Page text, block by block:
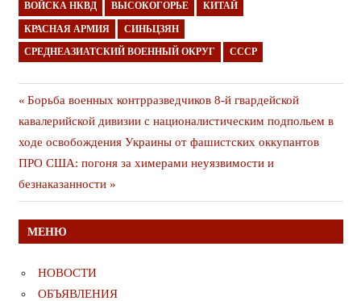
ВОЙСКА НКВД ВЫСОКОГОРЬЕ КИТАЙ
КРАСНАЯ АРМИЯ СИНЬЦЗЯН
СРЕДНЕАЗИАТСКИЙ ВОЕННЫЙ ОКРУГ СССР
Навигация
по
записям
Предыдущая
публикация
Борьба военных контрразведчиков 8-й гвардейской
кавалерийской дивизии с националистическим подпольем в
ходе освобождения Украины от фашистских оккупантов
Следующая
публикация
ПРО США: погоня за химерами неуязвимости и
безнаказанности
МЕНЮ
НОВОСТИ
ОБЪЯВЛЕНИЯ